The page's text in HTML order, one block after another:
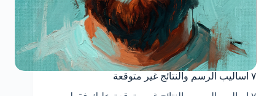
٧ اساليب الرسم والنتائج غير متوقعة